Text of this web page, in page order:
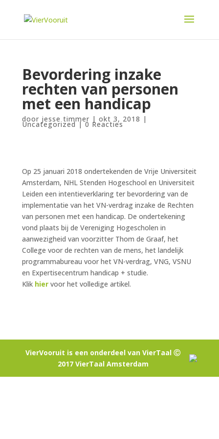
Bevordering inzake
rechten van personen
met een handicap
door jesse timmer | okt 3, 2018 |
Uncategorized|0 Reacties
Op 25 januari 2018 ondertekenden de Vrije Universiteit
Amsterdam, NHL Stenden Hogeschool en Universiteit
Leiden een intentieverklaring ter bevordering van de
implementatie van het VN-verdrag inzake de Rechten
van personen met een handicap. De ondertekening
vond plaats bij de Vereniging Hogescholen in
aanwezigheid van voorzitter Thom de Graaf, het
College voor de rechten van de mens, het landelijk
programmabureau voor het VN-verdrag, VNG, VSNU
en Expertisecentrum handicap + studie.
Klik hier voor het volledige artikel.
VierVooruit is een onderdeel van VierTaal Ⓒ
2017 VierTaal Amsterdam